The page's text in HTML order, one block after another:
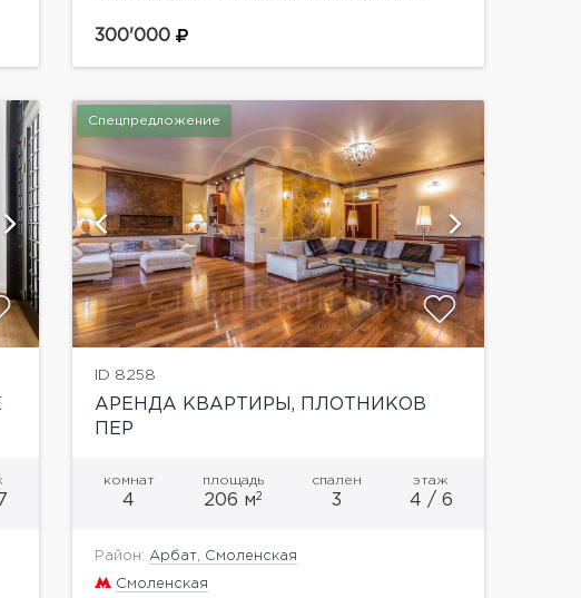
проекту. Функциональной планировкой
300'000
Спецпредложение
ID 8258
АРЕНДА КВАРТИРЫ, ПЛОТНИКОВ
ПЕР
комнат
4
площадь
206 м2
спален
3
этаж
4 / 6
Район: Арбат, Смоленская
Смоленская